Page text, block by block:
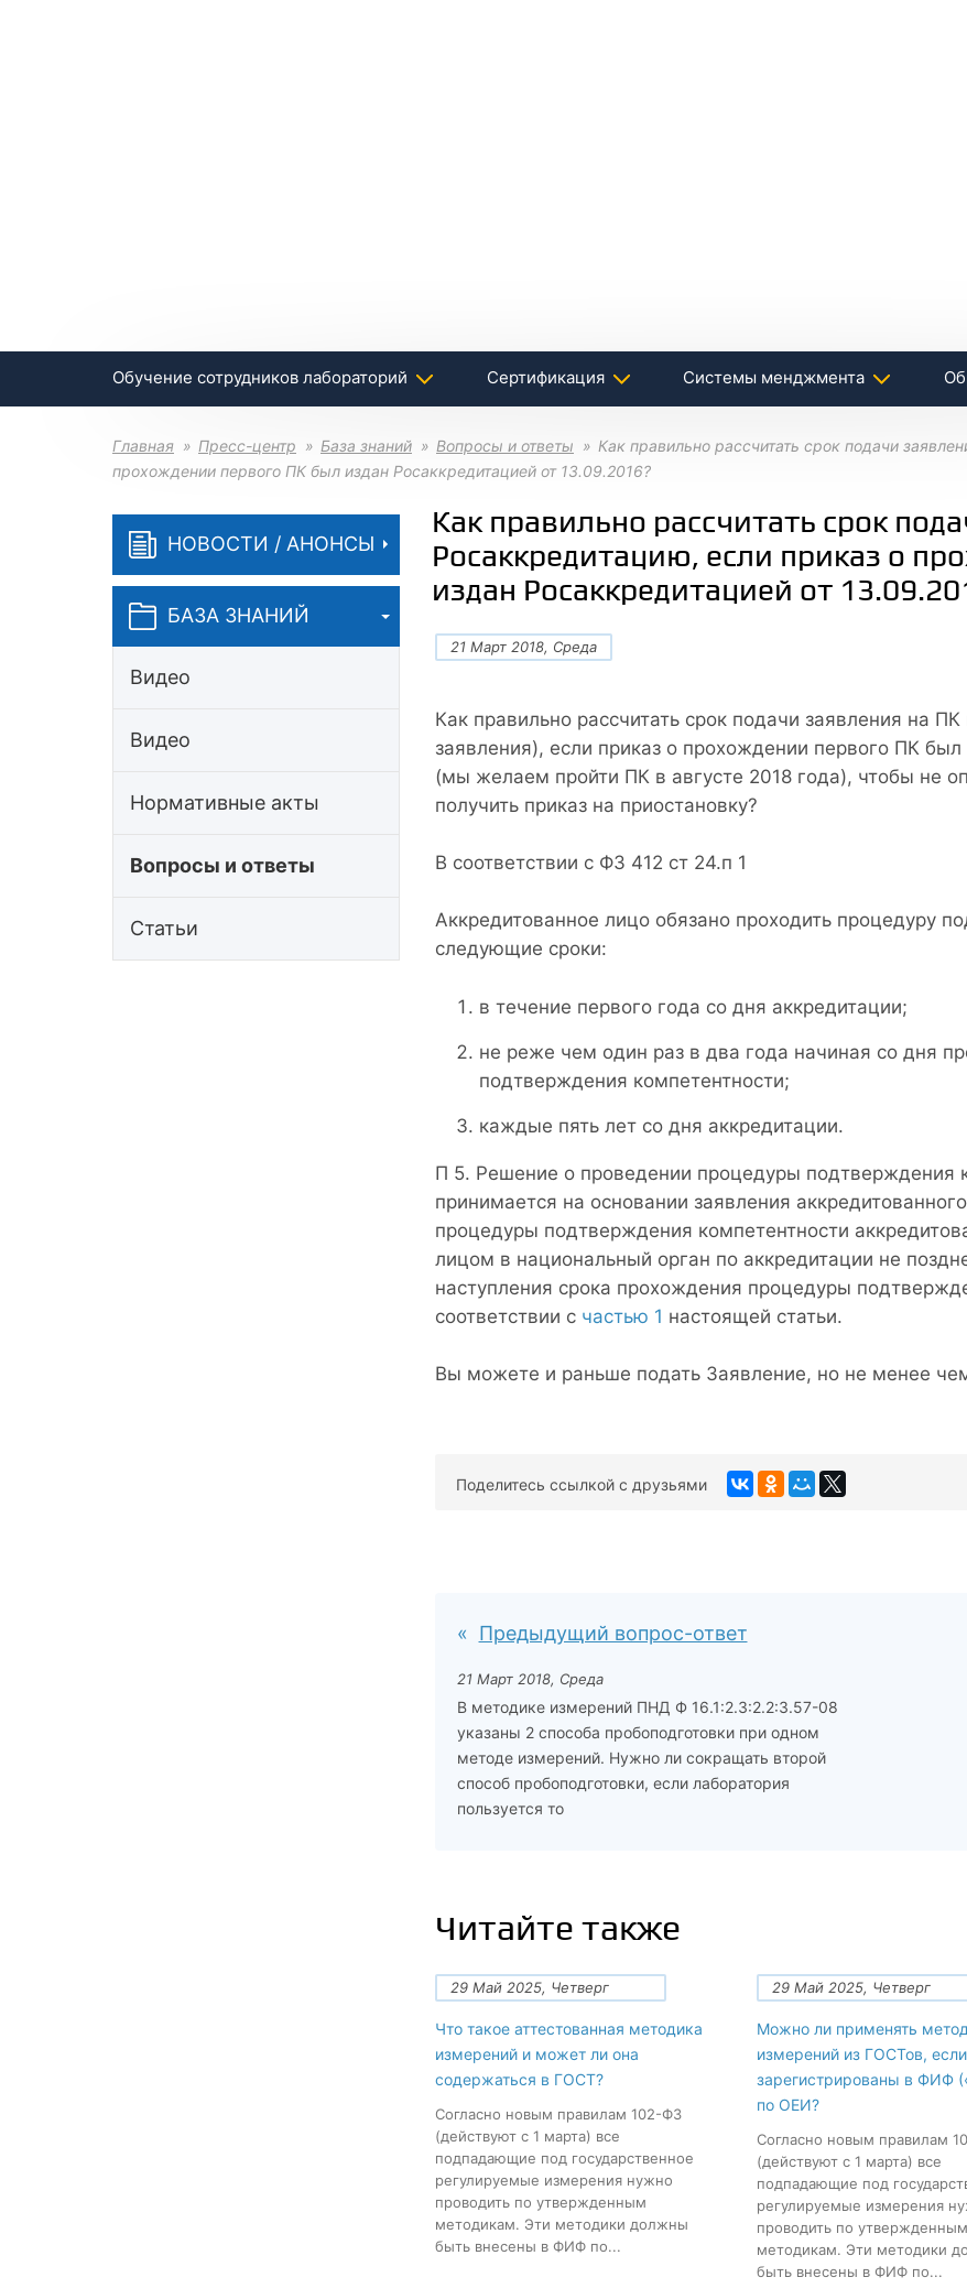
Обучение сотрудников лабораторий Сертификация Системы менджмента
Главная Пресс-центр База знаний Вопросы и ответы
Как правильно рассчитать срок подачи
прохождении первого ПК был издан Росаккредитацией от 13.09.2016?
НОВОСТИ / АНОНСЫ
БАЗА ЗНАНИЙ
Видео
Видео
Нормативные акты
Вопросы и ответы
Статьи
Как правильно рассчитать срок
Росаккредитацию, если приказ о
издан Росаккредитацией от
21 Март 2018, Среда
Как правильно рассчитать срок подачи заявления на
заявления), если приказ о прохождении первого ПК
(мы желаем пройти ПК в августе 2018 года), чтобы не
получить приказ на приостановку?
В соответствии с ФЗ 412 ст 24.п 1
Аккредитованное лицо обязано проходить процедуру
следующие сроки:
в течение первого года со дня аккредитации;
не реже чем один раз в два года начиная со дня
подтверждения компетентности;
каждые пять лет со дня аккредитации.
П 5. Решение о проведении процедуры подтверждения
принимается на основании заявления
процедуры подтверждения компетентности
лицом в национальный орган по аккредитации не
наступления срока прохождения процедуры
соответствии с частью 1 настоящей статьи.
Вы можете и раньше подать Заявление, но не менее
Поделитесь ссылкой с друзьями
Предыдущий вопрос-ответ
21 Март 2018, Среда
В методике измерений ПНД Ф 16.1:2.3:2.2:3.57-08
указаны 2 способа пробоподготовки при одном
методе измерений. Нужно ли сокращать второй
способ пробоподготовки, если лаборатория
пользуется то
Читайте также
29 Май 2025, Четверг
Что такое аттестованная методика
измерений и может ли она
содержаться в ГОСТ?
Согласно новым правилам 102-ФЗ
(действуют с 1 марта) все
подпадающие под государственное
регулируемые измерения нужно
проводить по утвержденным
методикам. Эти методики должны
быть внесены в ФИФ по...
29 Май 2025, Четверг
Можно ли применять
измерений из ГОСТов,
зарегистрированы в ФИФ
по ОЕИ?
Согласно новым правилам
(действуют с 1 марта) все
подпадающие под
регулируемые измерения
проводить по утвержденным
методикам. Эти методики
быть внесены в ФИФ по...